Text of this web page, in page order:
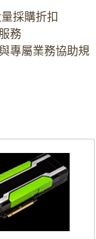
採購折扣
務
專屬業務協助規